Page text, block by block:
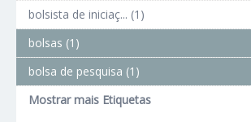
bolsista de iniciaç... (1)
bolsas (1)
bolsa de pesquisa (1)
Mostrar mais Etiquetas